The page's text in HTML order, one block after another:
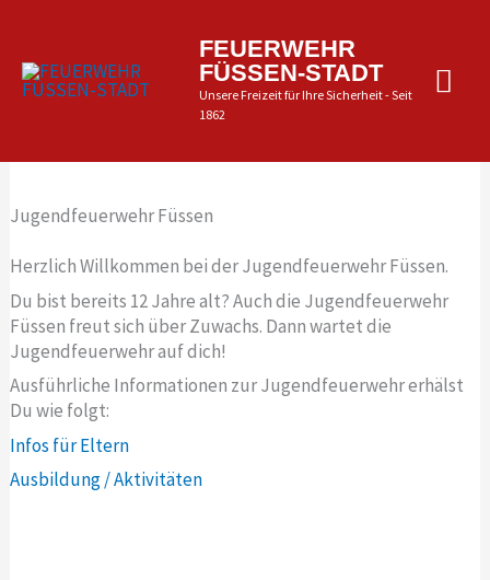
springen
FEUERWEHR
FÜSSEN-STADT
Unsere Freizeit für Ihre Sicherheit - Seit
1862
Jugendfeuerwehr Füssen
Herzlich Willkommen bei der Jugendfeuerwehr Füssen.
Du bist bereits 12 Jahre alt? Auch die Jugendfeuerwehr
Füssen freut sich über Zuwachs. Dann wartet die
Jugendfeuerwehr auf dich!
Ausführliche Informationen zur Jugendfeuerwehr erhälst
Du wie folgt:
Infos für Eltern
Ausbildung / Aktivitäten